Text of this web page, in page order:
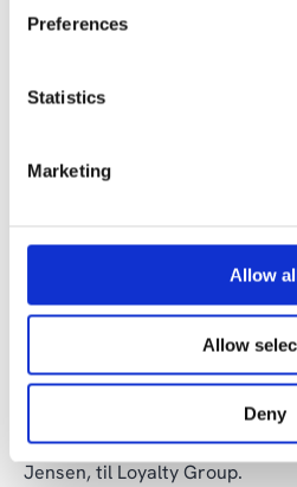
Preferences
Statistics
Marketing
Allow
Allow
Deny
Loyalty Group er et
meningsmålinger om
forskellige bransjer i Danmark,
pengene, image, dømmekraft
distribuerer bl.a. en Loyalty
seks år på rad.
«Vi skylder våre kunder en
prisen, som gir en enorm
15.000 ansatte – både i
jobber hardt hver dag og har
en god opplevelse. Denne
motivasjon til å fortsette dette
innkjøps- og
Jensen, til Loyalty Group.